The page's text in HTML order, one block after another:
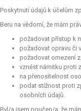
Poskytnutí údajů k účelům
Beru na vědomí, že mám
požadovat přístup k
požadovat opravu či
požadovat omezení
vznést námitku proti
na přenositelnost
podat stížnost proti
osobních údajů.
Byl/a jsem poučen/a, že